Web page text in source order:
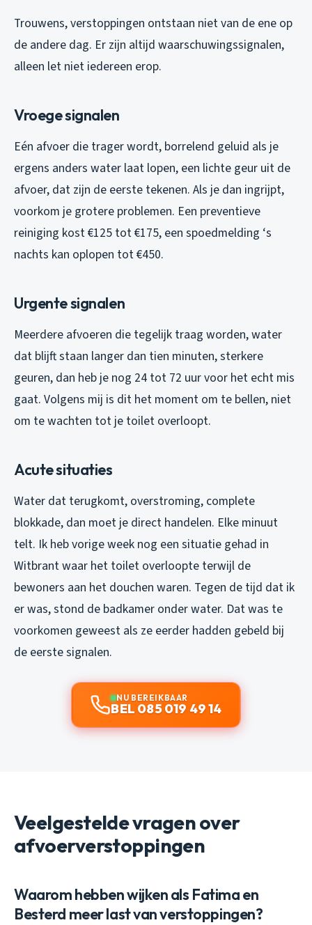
Trouwens, verstoppingen ontstaan niet van de ene op
de andere dag. Er zijn altijd waarschuwingssignalen,
alleen let niet iedereen erop.
Vroege signalen
Eén afvoer die trager wordt, borrelend geluid als je
ergens anders water laat lopen, een lichte geur uit de
afvoer, dat zijn de eerste tekenen. Als je dan ingrijpt,
voorkom je grotere problemen. Een preventieve
reiniging kost €125 tot €175, een spoedmelding ‘s
nachts kan oplopen tot €450.
Urgente signalen
Meerdere afvoeren die tegelijk traag worden, water
dat blijft staan langer dan tien minuten, sterkere
geuren, dan heb je nog 24 tot 72 uur voor het echt mis
gaat. Volgens mij is dit het moment om te bellen, niet
om te wachten tot je toilet overloopt.
Acute situaties
Water dat terugkomt, overstroming, complete
blokkade, dan moet je direct handelen. Elke minuut
telt. Ik heb vorige week nog een situatie gehad in
Witbrant waar het toilet overloopte terwijl de
bewoners aan het douchen waren. Tegen de tijd dat ik
er was, stond de badkamer onder water. Dat was te
voorkomen geweest als ze eerder hadden gebeld bij
de eerste signalen.
NU BEREIKBAAR
BEL 085 019 49 14
Veelgestelde vragen over
afvoerverstoppingen
Waarom hebben wijken als Fatima en
Besterd meer last van verstoppingen?